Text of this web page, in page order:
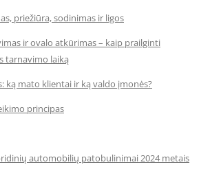
priežiūra, sodinimas ir ligos
ir ovalo atkūrimas – kaip prailginti
tarnavimo laiką
ką mato klientai ir ką valdo įmonės?
principas
automobilių patobulinimai 2024 metais